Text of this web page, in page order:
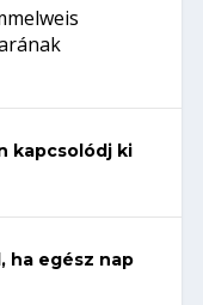
kapcsolódj ki
ha egész nap